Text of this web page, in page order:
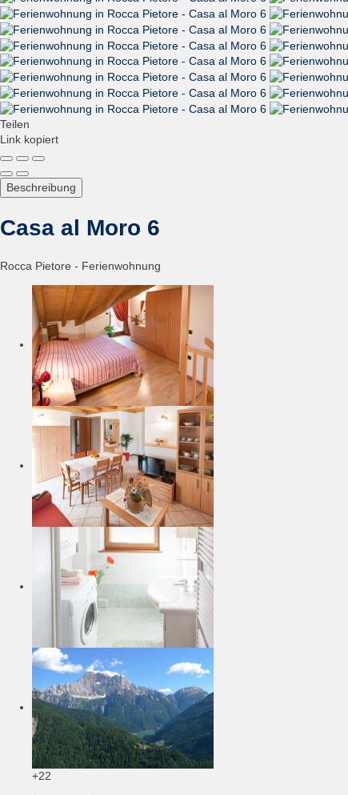
Teilen
Link kopiert
Beschreibung
Casa al Moro 6
Rocca Pietore - Ferienwohnung
+22